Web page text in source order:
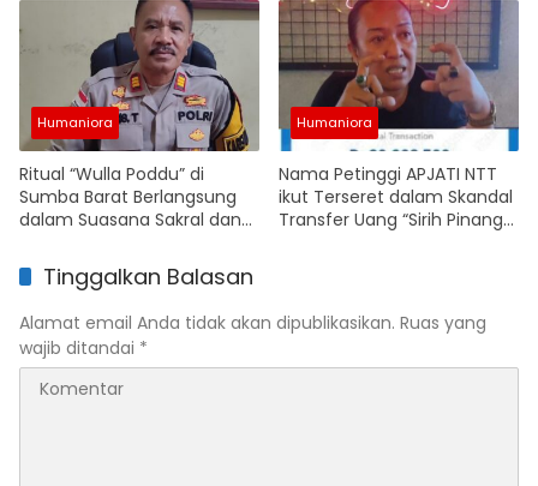
Ucapan Rasis kepada
Penasehat Hukum Suku
Anapasoka
Humaniora
Ritual “Wulla Poddu” di
Sumba Barat Berlangsung
dalam Suasana Sakral dan
Toleransi
Humaniora
Nama Petinggi APJATI NTT
ikut Terseret dalam Skandal
Transfer Uang “Sirih Pinang
Tinggalkan Balasan
Alamat email Anda tidak akan dipublikasikan. Ruas yang
wajib ditandai *